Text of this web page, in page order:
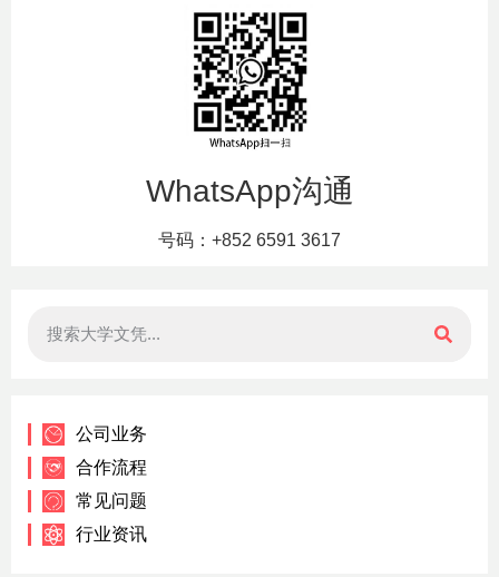
WhatsApp沟通
号码：+852 6591 3617
公司业务
合作流程
常见问题
行业资讯